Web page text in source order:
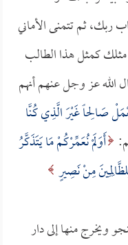
ربك، ثم تتمنى الأماني
كمثل هذا الطالب
الله عز وجل عنهم أنهم
صَالِحاً غَيْرَ الَّذِي كُنَّا
أَوَلَمْ نُعَمِّرْكُمْ مَا يَتَذَكَّرُ
مِنْ نَصِيرٍ
ويخرج منها إلى دار